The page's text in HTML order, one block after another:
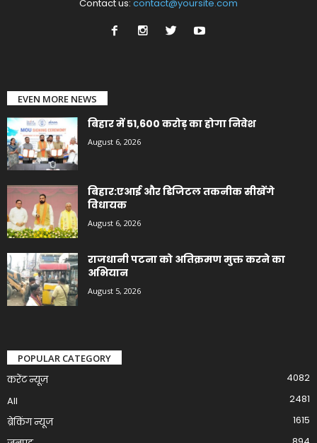
Contact us: contact@yoursite.com
EVEN MORE NEWS
बिहार में 51,600 करोड़ का होगा निवेश
August 6, 2026
बिहार:एआई और डिजिटल तकनीक सीखेंगे
विधायक
August 6, 2026
राजधानी पटना को अतिक्रमण मुक्त करने का
अभियान
August 5, 2026
POPULAR CATEGORY
करेंट न्यूज़
4082
All
2481
ब्रेकिंग न्यूज
1615